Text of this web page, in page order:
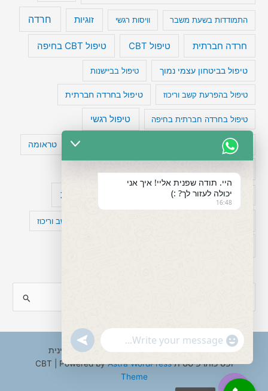
התמודדות בשעת משבר וויסות רגשי זוגיות חרדה
חרדה חברתית טיפול CBT טיפול CBT בחיפה
טיפול בביטחון עצמי נמוך טיפול בביישנות
טיפול בהפרעת קשב וריכוז טיפול בחרדה חברתית
טיפול בחרדה חברתית בחיפה טיפול רגשי
טיפול תרופתי להפרעת קשב טעויות חשיבה טראומה
מפורסמים עם הפרעת קשב עיצות
קומורבידיות להפרעת קשב וריכוז
a
c
Copyright © 2026 ענבל טננבאום - עו"ס קלינית
ופסיכותרפיסטית CBT | Powered byAstra WordPress
Theme
היי. תודה שפנית אליי! איך אני
יכולה לעזור לך? :)
16:48
"+chaty_settings.lang.emoji_picker+"
WhatsApp
undefined